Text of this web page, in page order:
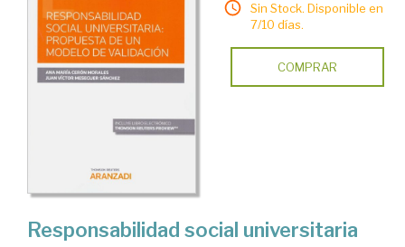
Sin Stock. Disponible en
7/10 días.
COMPRAR
Responsabilidad social universitaria